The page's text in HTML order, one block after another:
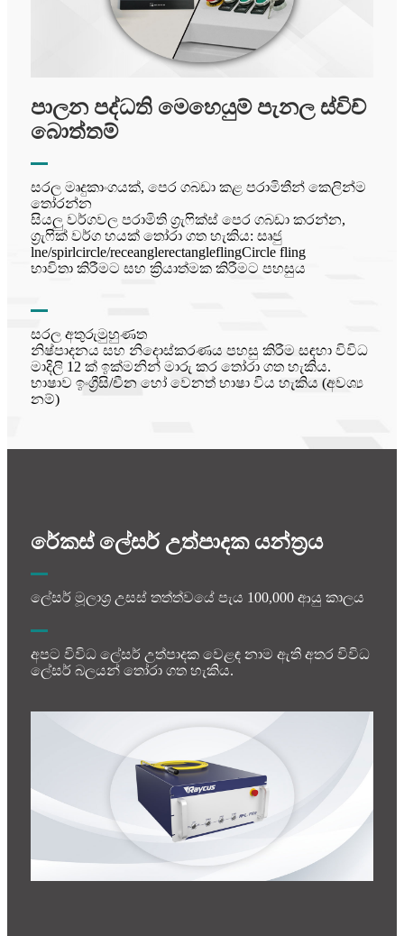
පාලන පද්ධති මෙහෙයුම් පැනල ස්විච්
බොත්තම්
සරල මෘදුකාංගයක්, පෙර ගබඩා කළ පරාමිතීන් කෙලින්ම
තෝරන්න
සියලු වර්ගවල පරාමිති ග්‍රැෆික්ස් පෙර ගබඩා කරන්න,
ග්‍රැෆික් වර්ග හයක් තෝරා ගත හැකිය: සෘජු
lne/spirlcircle/receanglerectangleflingCircle fling
භාවිතා කිරීමට සහ ක්‍රියාත්මක කිරීමට පහසුය
සරල අතුරුමුහුණත
නිෂ්පාදනය සහ නිදොස්කරණය පහසු කිරීම සඳහා විවිධ
මාදිලි 12 ක් ඉක්මනින් මාරු කර තෝරා ගත හැකිය.
භාෂාව ඉංග්‍රීසි/චීන හෝ වෙනත් භාෂා විය හැකිය (අවශ්‍ය
නම්)
රේකස් ලේසර් උත්පාදක යන්ත්‍රය
ලේසර් මූලාශ්‍ර උසස් තත්ත්වයේ පැය 100,000 ආයු කාලය
අපට විවිධ ලේසර් උත්පාදක වෙළඳ නාම ඇති අතර විවිධ
ලේසර් බලයන් තෝරා ගත හැකිය.